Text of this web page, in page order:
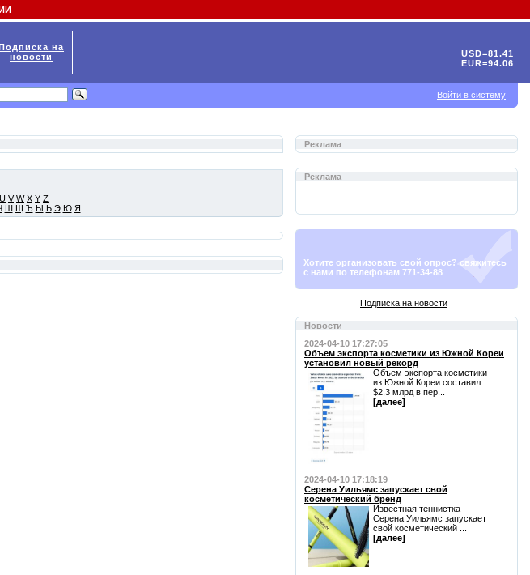
U V W X Y Z
Ш Щ Ъ Ы Ь Э Ю Я
Реклама
Реклама
Хотите организовать свой опрос? свяжитесь
с нами по телефонам 771-34-88
Подписка на новости
Новости
2024-04-10 17:27:05
Объем экспорта косметики из Южной Кореи
установил новый рекорд
Объем экспорта косметики
из Южной Кореи составил
$2,3 млрд в пер...
[далее]
2024-04-10 17:18:19
Серена Уильямс запускает свой
косметический бренд
Известная теннистка
Серена Уильямс запускает
свой косметический ...
[далее]
на
новости
USD=81.41
EUR=94.06
Войти в систему